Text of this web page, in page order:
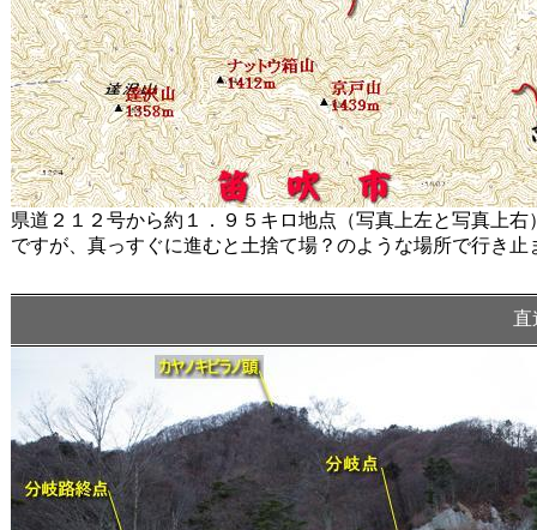
県道２１２号から約１．９５キロ地点（写真上左と写真上
ですが、真っすぐに進むと土捨て場？のような場所で行き
直